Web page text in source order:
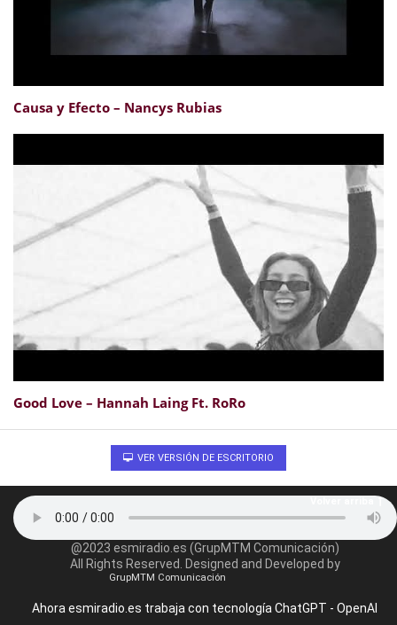
Causa y Efecto – Nancys Rubias
Good Love – Hannah Laing Ft. RoRo
VER VERSIÓN DE ESCRITORIO
@2023 esmiradio.es (GrupMTM Comunicación)
All Rights Reserved. Designed and Developed by
GrupMTM Comunicación
Ahora esmiradio.es trabaja con tecnología ChatGPT - OpenAI